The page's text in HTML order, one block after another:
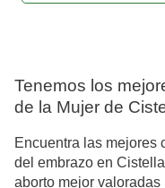
Tenemos los
de la Mujer de
Encuentra las mejores
del embrazo en
aborto mejor